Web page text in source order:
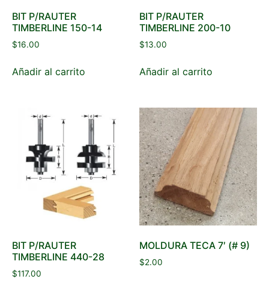
BIT P/RAUTER
TIMBERLINE 150-14
$16.00
Añadir al carrito
BIT P/RAUTER
TIMBERLINE 200-10
$13.00
Añadir al carrito
BIT P/RAUTER
TIMBERLINE 440-28
$117.00
MOLDURA TECA 7′ (# 9)
$2.00